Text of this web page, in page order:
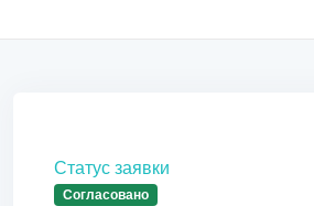
Статус заявки
Согласовано